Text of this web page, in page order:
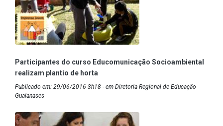
Participantes do curso Educomunicação Socioambiental
realizam plantio de horta
Publicado em: 29/06/2016 3h18 - em Diretoria Regional de Educação
Guaianases